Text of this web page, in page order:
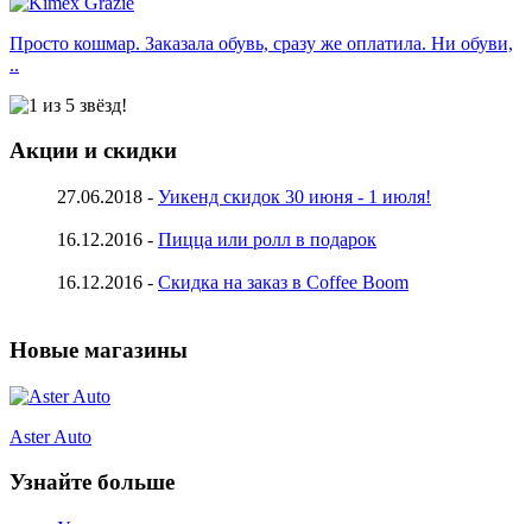
Просто кошмар. Заказала обувь, сразу же оплатила. Ни обуви,
..
Акции и скидки
27.06.2018 - Уикенд скидок 30 июня - 1 июля!
16.12.2016 - Пицца или ролл в подарок
16.12.2016 - Скидка на заказ в Coffee Boom
Новые магазины
Aster Auto
Узнайте больше